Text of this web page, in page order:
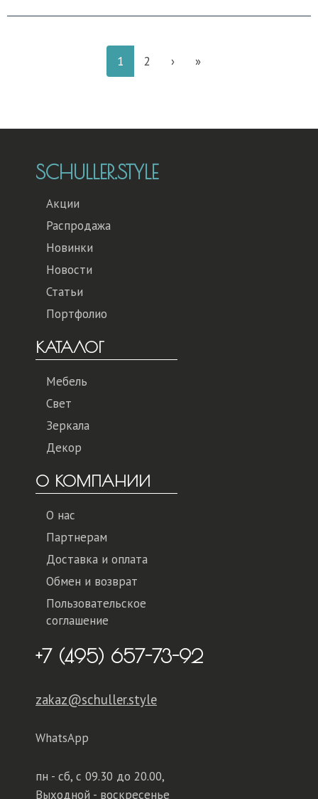
1 2 › »
SCHULLER.STYLE
Акции
Распродажа
Новинки
Новости
Статьи
Портфолио
КАТАЛОГ
Мебель
Свет
Зеркала
Декор
О КОМПАНИИ
О нас
Партнерам
Доставка и оплата
Обмен и возврат
Пользовательское
соглашение
+7 (495) 657-73-92
zakaz@schuller.style
WhatsApp
пн - сб, с 09.30 до 20.00,
Выходной - воскресенье